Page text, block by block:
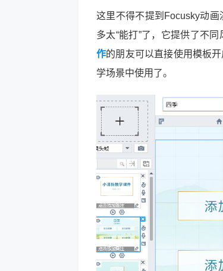
这里不得不提到Focusky动
多太“能打”了，它提供了不
作的朋友可以直接使用模板
学场景中使用了。